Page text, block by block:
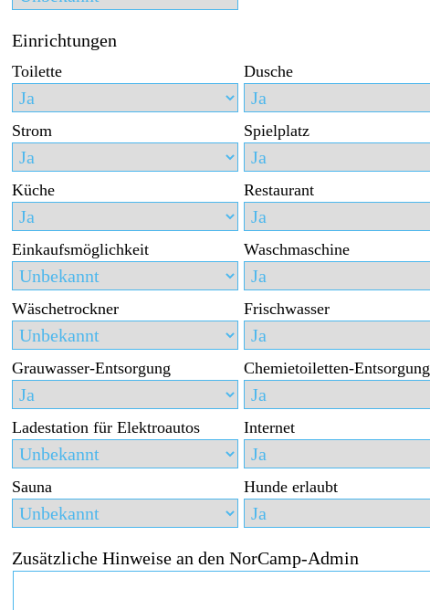
Einrichtungen
Toilette Dusche
Strom Spielplatz
Küche Restaurant
Einkaufsmöglichkeit Waschmaschine
Wäschetrockner Frischwasser
Grauwasser-Entsorgung Chemietoiletten-Entsorgung
Ladestation für Elektroautos Internet
Sauna Hunde erlaubt
Zusätzliche Hinweise an den NorCamp-Admin